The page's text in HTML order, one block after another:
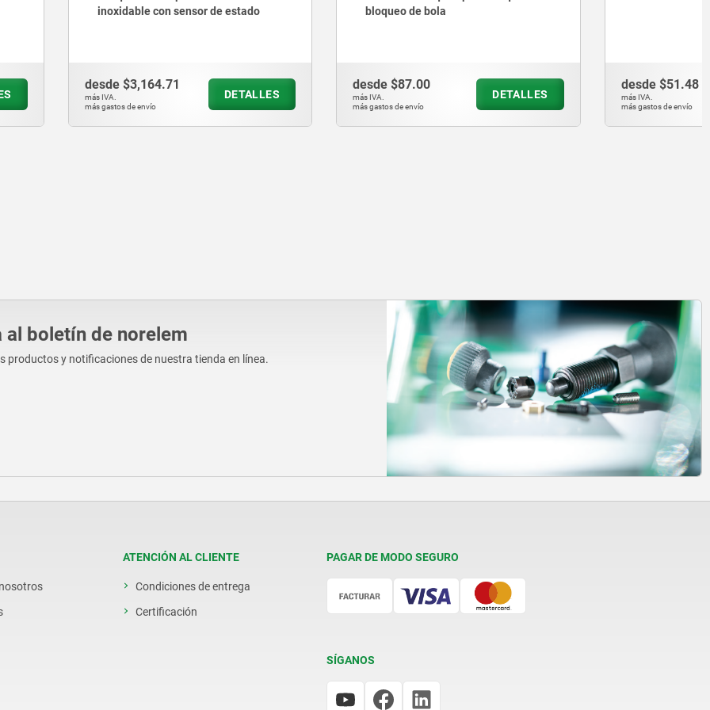
con sensor de estado
DETALLES
bloqueo de bola
desde
más IVA.
más gastos de envío
DETALLES
desde
más IVA.
más gastos de envío
DETALLES
al boletín de norelem
productos y notificaciones de nuestra tienda en línea.
ATENCIÓN AL CLIENTE
Condiciones de entrega
Certificación
PAGAR DE MODO SEGURO
SÍGANOS